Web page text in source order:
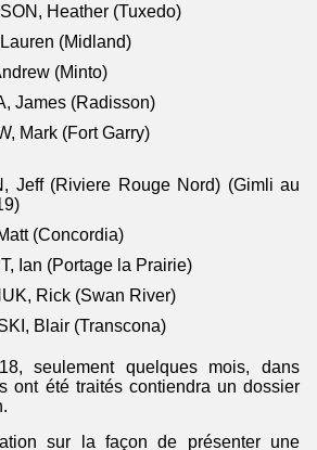
Heather (Tuxedo)
(Midland)
(Minto)
James (Radisson)
Mark (Fort Garry)
Jeff (Riviere Rouge Nord) (Gimli au
(Concordia)
Ian (Portage la Prairie)
Rick (Swan River)
Blair (Transcona)
seulement quelques mois, dans
ont été traités contiendra un dossier
sur la façon de présenter une